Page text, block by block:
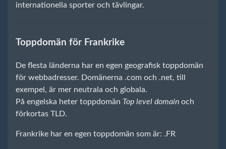
internationella sporter och tävlingar.
Toppdomän för Frankrike
De flesta länderna har en egen geografisk toppdomän
för webbadresser. Domänerna .com och .net, till
exempel, är mer neutrala och globala.
På engelska heter toppdomän Top level domain och
förkortas TLD.
Frankrike har en egen toppdomän som är: .FR